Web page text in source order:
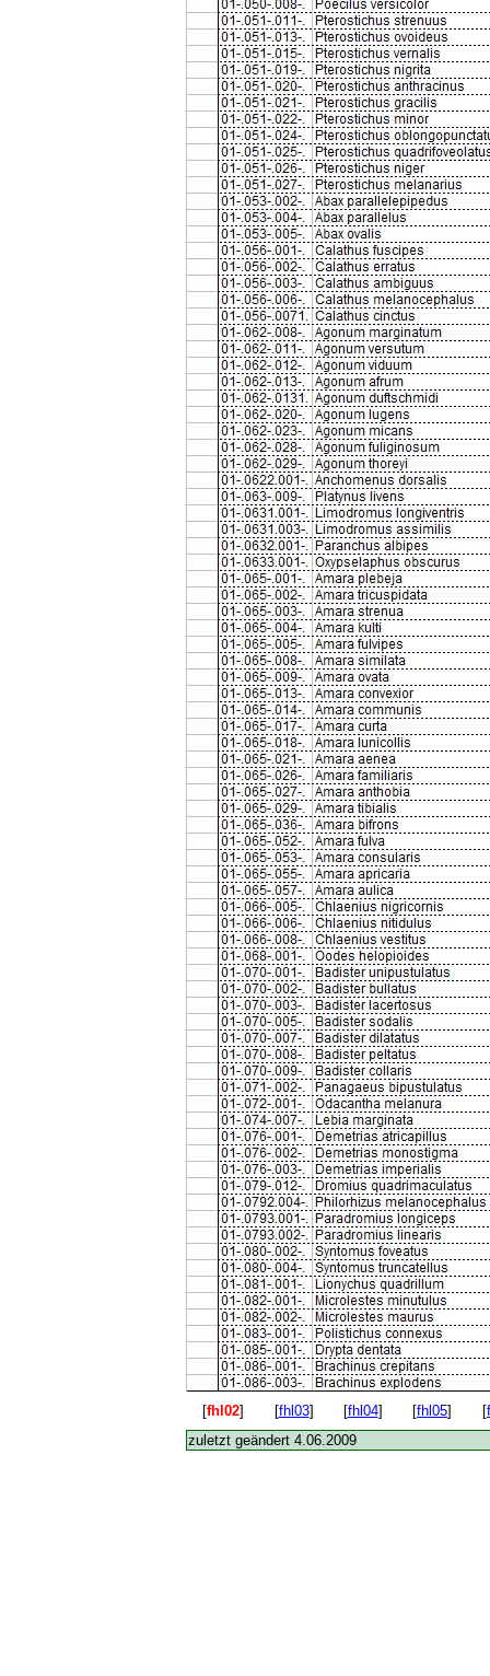
[fhl02] [fhl03] [fhl04] [fhl05] [
zuletzt geändert 4.06.2009